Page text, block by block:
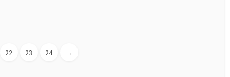
22 23 24 →